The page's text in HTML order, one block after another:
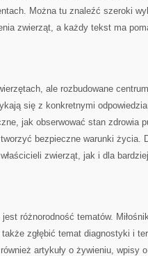
Można tu znaleźć szeroki
zwierząt, a każdy tekst ma
ale rozbudowane
się z konkretnymi
jak obserwować stan zdrowia
bezpieczne warunki życia.
zwierząt, jak i dla
różnorodność tematów.
zgłębić temat diagnostyki i
artykuły o żywieniu, wpisy